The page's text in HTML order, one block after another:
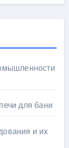
для бани
и их